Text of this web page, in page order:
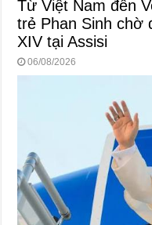
Từ Việt Nam đến
trẻ Phan Sinh chờ
XIV tại Assisi
06/08/2026